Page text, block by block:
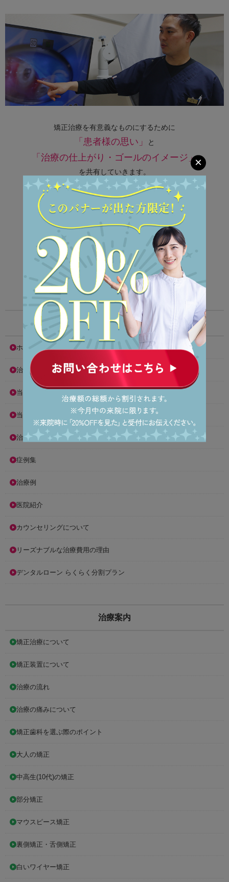
矯正治療を有意義なものにするために
「患者様の思い」 と
「治療の仕上がり・ゴールのイメージ」
を共有していきます。
わかりやすく詳しい説明で
矯正治療に対する理解 を深めてもらい
を目指します。
医師による詳細なカウンセリングで、
難症例にも対応します。
患者様に寄り添った治療計画を提案します。
医院情報
ホーム
治療方法
当院の理念
当院が選ばれる10の理由
治療費
症例集
治療例
医院紹介
カウンセリングについて
リーズナブルな治療費用の理由
デンタルローン らくらく分割プラン
治療案内
矯正治療について
矯正装置について
治療の流れ
治療の痛みについて
矯正歯科を選ぶ際のポイント
大人の矯正
中高生(10代)の矯正
部分矯正
マウスピース矯正
裏側矯正・舌側矯正
白いワイヤー矯正
×